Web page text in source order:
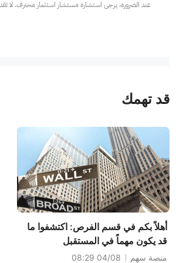
عند الضرورة، يرجى استشارة مستشار استثمار محترف. لا
قد تهمك
أهلاً بكم في قسم الفرص: اكتشفوا ما
قد يكون مهماً في المستقبل
منصة سهم 04/08 08:29